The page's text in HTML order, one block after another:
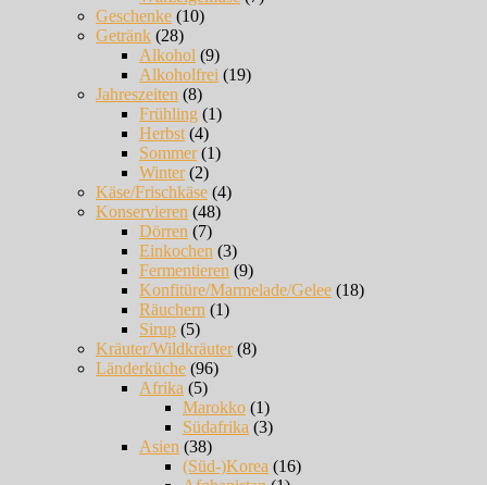
Geschenke (10)
Getränk (28)
Alkohol (9)
Alkoholfrei (19)
Jahreszeiten (8)
Frühling (1)
Herbst (4)
Sommer(1)
Winter(2)
Käse/Frischkäse (4)
Konservieren (48)
Dörren (7)
Einkochen (3)
Fermentieren (9)
Konfitüre/Marmelade/Gelee (18)
Räuchern (1)
Sirup (5)
Kräuter/Wildkräuter(8)
Länderküche (96)
Afrika (5)
Marokko (1)
Südafrika (3)
Asien (38)
(Süd-)Korea (16)